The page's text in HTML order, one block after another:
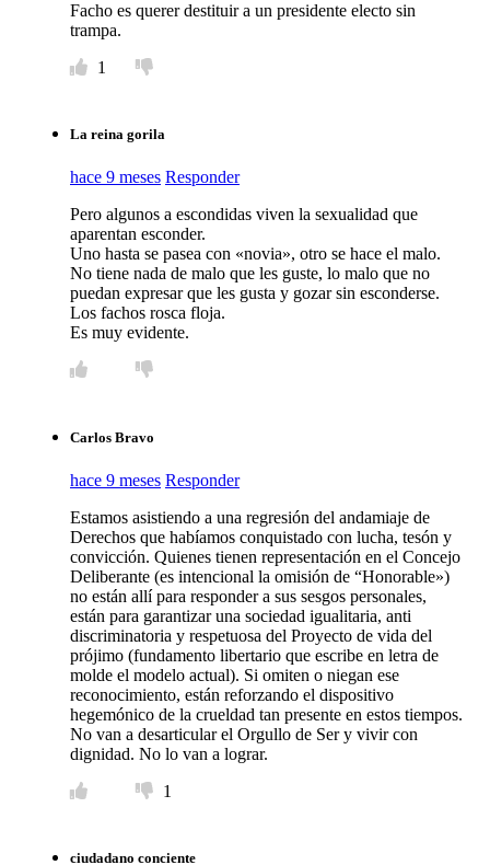
Facho es querer destituir a un presidente electo sin
trampa.
1
La reina gorila
hace 9 meses Responder
Pero algunos a escondidas viven la sexualidad que
aparentan esconder.
Uno hasta se pasea con «novia», otro se hace el malo.
No tiene nada de malo que les guste, lo malo que no
puedan expresar que les gusta y gozar sin esconderse.
Los fachos rosca floja.
Es muy evidente.
Carlos Bravo
hace 9 meses Responder
Estamos asistiendo a una regresión del andamiaje de
Derechos que habíamos conquistado con lucha, tesón y
convicción. Quienes tienen representación en el Concejo
Deliberante (es intencional la omisión de “Honorable»)
no están allí para responder a sus sesgos personales,
están para garantizar una sociedad igualitaria, anti
discriminatoria y respetuosa del Proyecto de vida del
prójimo (fundamento libertario que escribe en letra de
molde el modelo actual). Si omiten o niegan ese
reconocimiento, están reforzando el dispositivo
hegemónico de la crueldad tan presente en estos tiempos.
No van a desarticular el Orgullo de Ser y vivir con
dignidad. No lo van a lograr.
1
ciudadano conciente